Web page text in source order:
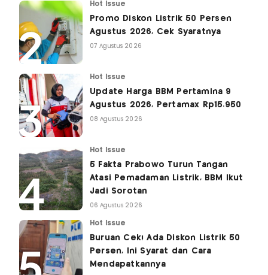
Hot Issue
Promo Diskon Listrik 50 Persen
Agustus 2026, Cek Syaratnya
07 Agustus 2026
Hot Issue
Update Harga BBM Pertamina 9
Agustus 2026, Pertamax Rp15.950
08 Agustus 2026
Hot Issue
5 Fakta Prabowo Turun Tangan
Atasi Pemadaman Listrik, BBM Ikut
Jadi Sorotan
06 Agustus 2026
Hot Issue
Buruan Cek! Ada Diskon Listrik 50
Persen, Ini Syarat dan Cara
Mendapatkannya